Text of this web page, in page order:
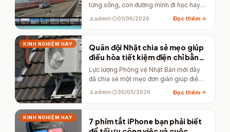
từng sống, con đường mình đi học hay
personadmin schedule01/06/2026 Đọc thêm arrow_forward
KINH NGHIỆM HAY
Quân đội Nhật chia sẻ mẹo giúp
điều hòa tiết kiệm điện chỉ bằng
xô nước và khăn tắm
Lực lượng Phòng vệ Nhật Bản mới đây
đã chia sẻ một mẹo đơn giản giúp điều
personadmin schedule30/05/2026 Đọc thêm arrow_forward
KINH NGHIỆM HAY
7 phím tắt iPhone bạn phải biết